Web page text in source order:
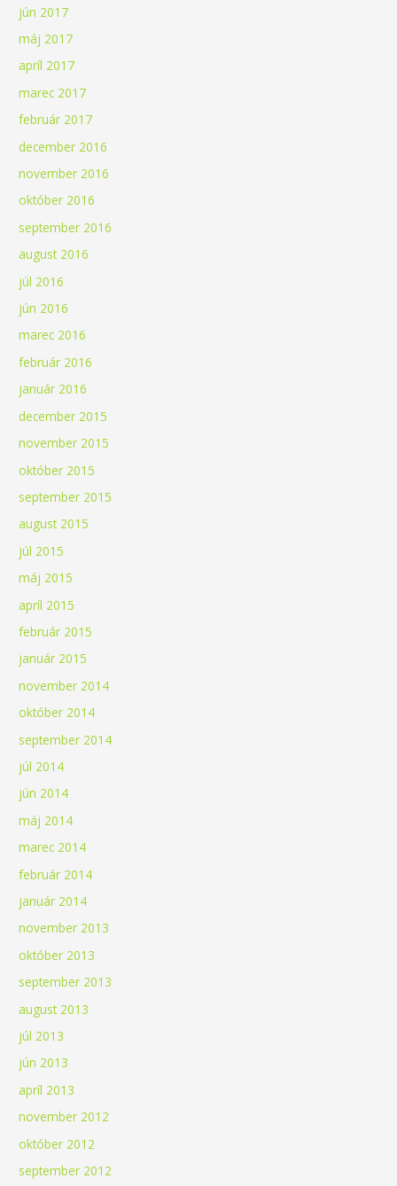
jún 2017
máj 2017
apríl 2017
marec 2017
február 2017
december 2016
november 2016
október 2016
september 2016
august 2016
júl 2016
jún 2016
marec 2016
február 2016
január 2016
december 2015
november 2015
október 2015
september 2015
august 2015
júl 2015
máj 2015
apríl 2015
február 2015
január 2015
november 2014
október 2014
september 2014
júl 2014
jún 2014
máj 2014
marec 2014
február 2014
január 2014
november 2013
október 2013
september 2013
august 2013
júl 2013
jún 2013
apríl 2013
november 2012
október 2012
september 2012